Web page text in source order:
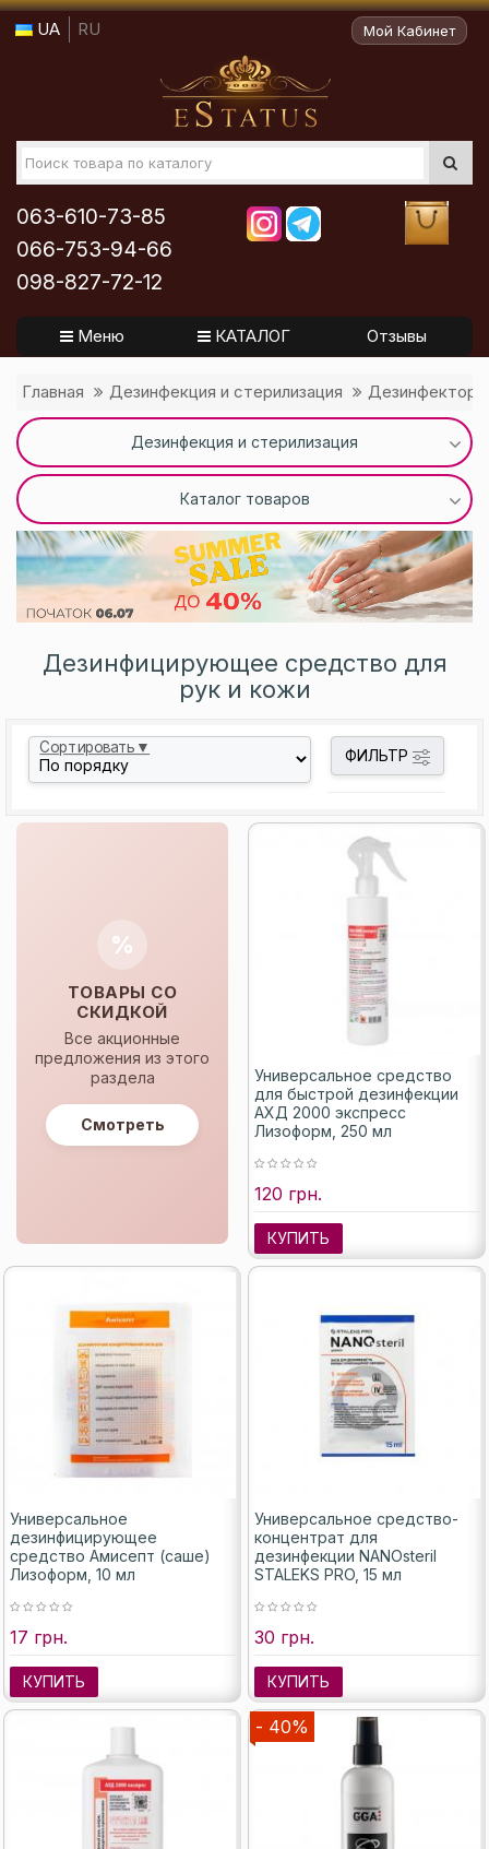
UA RU Мой Кабинет
063-610-73-85
066-753-94-66
098-827-72-12
Меню КАТАЛОГ Отзывы
Главная Дезинфекция и стерилизация Дезинфектор
Дезинфекция и стерилизация
Каталог товаров
Дезинфицирующее средство для
рук и кожи
Сортировать▼ ФИЛЬТР
%
ТОВАРЫ СО
СКИДКОЙ
Все акционные
предложения из этого
раздела
Смотреть
Универсальное средство
для быстрой дезинфекции
АХД 2000 экспресс
Лизоформ, 250 мл
120 грн.
КУПИТЬ
Универсальное
дезинфицирующее
средство Амисепт (саше)
Лизоформ, 10 мл
17 грн.
КУПИТЬ
Универсальное средство-
концентрат для
дезинфекции NANOsteril
STALEKS PRO, 15 мл
30 грн.
КУПИТЬ
- 40%